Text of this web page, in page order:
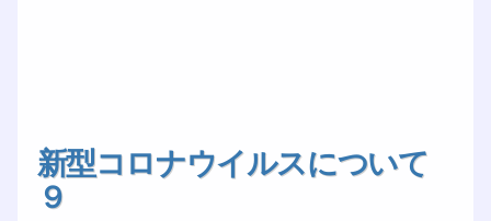
新型コロナウイルスについて
９